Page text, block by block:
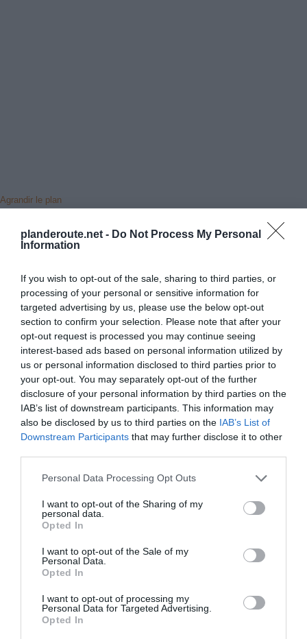
planderoute.net - Do Not Process My Personal
Information
If you wish to opt-out of the sale, sharing to third parties, or
processing of your personal or sensitive information for
targeted advertising by us, please use the below opt-out
section to confirm your selection. Please note that after your
opt-out request is processed you may continue seeing
interest-based ads based on personal information utilized by
us or personal information disclosed to third parties prior to
your opt-out. You may separately opt-out of the further
disclosure of your personal information by third parties on the
IAB’s list of downstream participants. This information may
also be disclosed by us to third parties on the IAB’s List of
Downstream Participants that may further disclose it to other
Personal Data Processing Opt Outs
I want to opt-out of the Sharing of my
personal data.
Opted In
I want to opt-out of the Sale of my
Personal Data.
Opted In
I want to opt-out of processing my
Personal Data for Targeted Advertising.
Opted In
Agrandir le plan
Vérifiez la météo dans votre voyage
Montreuil-sous-Bois à 1.20 km du point 1
à 2.38 km du point 1
Noisy-le-Secà 2.30 km du point 2
à 2.15 km du point 3
à 2.86 km du point 6
Vaudherlandà 2.40 km du point 6